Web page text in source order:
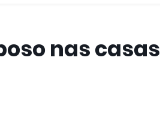
nas casas